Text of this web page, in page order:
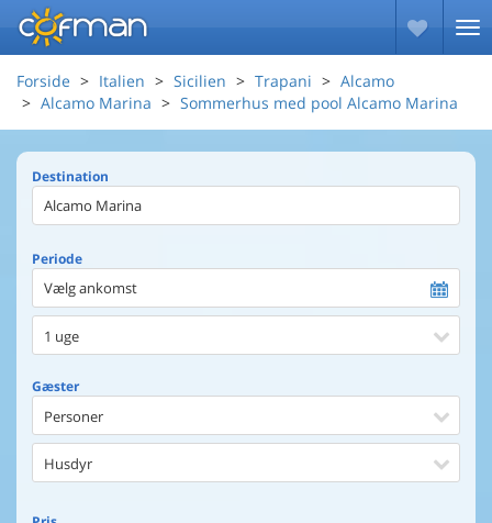
Forside Italien Sicilien Trapani
Alcamo
Alcamo Marina
Sommerhus med pool Alcamo Marina
Destination
Periode
Vælg ankomst
1 uge
Gæster
Personer
Husdyr